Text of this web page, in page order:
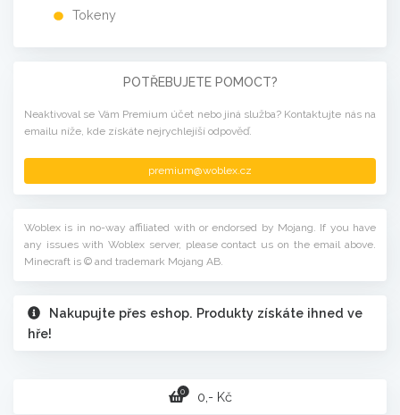
Tokeny
POTŘEBUJETE POMOCT?
Neaktivoval se Vám Premium účet nebo jiná služba? Kontaktujte nás na
emailu níže, kde získáte nejrychlejíší odpověď.
premium@woblex.cz
Woblex is in no-way affiliated with or endorsed by Mojang. If you have
any issues with Woblex server, please contact us on the email above.
Minecraft is © and trademark Mojang AB.
Nakupujte přes eshop. Produkty získáte ihned ve
hře!
0 0,- Kč